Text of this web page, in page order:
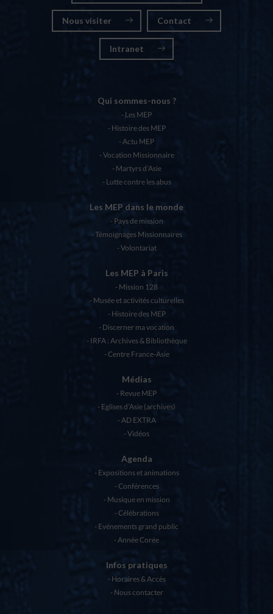
Nous visiter Contact
Intranet
Qui sommes-nous ?
Les MEP
Histoire des MEP
Actu MEP
Vocation Missionnaire
Martyrs d’Asie
Lutte contre les abus
Les MEP dans le monde
Pays de mission
Témoignages Missionnaires
Volontariat
Les MEP à Paris
Mission 128
Musée et activités culturelles
Histoire des MEP
Discerner ma vocation
IRFA : Archives & Bibliothèque
Centre France-Asie
Médias
Revue MEP
Eglises d’Asie (archives)
AD EXTRA
Vidéos
Agenda
Expositions et animations
Conférences
Musique en mission
Célébrations
Evénements grand public
Année Corée
Infos pratiques
Horaires & Accès
Nous contacter